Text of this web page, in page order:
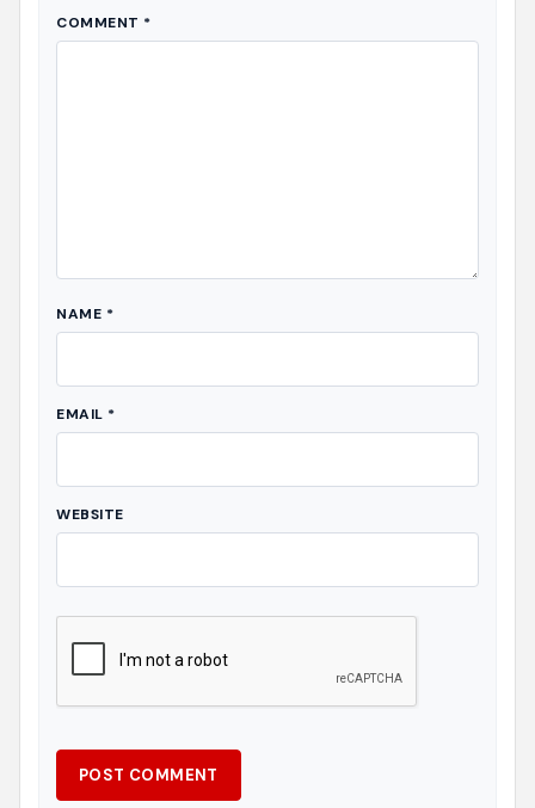
COMMENT *
NAME *
EMAIL *
WEBSITE